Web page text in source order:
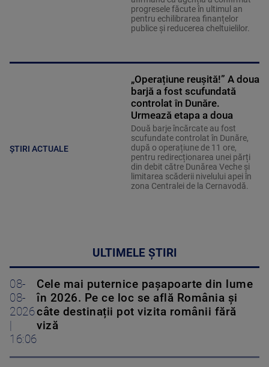
progresele făcute în ultimul an
pentru echilibrarea finanțelor
publice și reducerea cheltuielilor.
ȘTIRI ACTUALE
„Operațiune reușită!” A doua
barjă a fost scufundată
controlat în Dunăre.
Urmează etapa a doua
Două barje încărcate au fost
scufundate controlat în Dunăre,
după o operațiune de 11 ore,
pentru redirecționarea unei părți
din debit către Dunărea Veche și
limitarea scăderii nivelului apei în
zona Centralei de la Cernavodă.
ULTIMELE ȘTIRI
08-
08-
2026
16:06
Cele mai puternice pașapoarte din lume
în 2026. Pe ce loc se află România și
câte destinații pot vizita românii fără
viză